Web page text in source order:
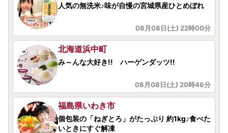
人気の無洗米♪味が自慢の宮城県産ひとめぼれ
08月08日(土) 22時00分
北海道浜中町
み～んな大好き!! ハーゲンダッツ!!
08月08日(土) 20時46分
福島県いわき市
個包装の「ねぎとろ」がたっぷり 約1kg♪食べた
いときにすぐ解凍